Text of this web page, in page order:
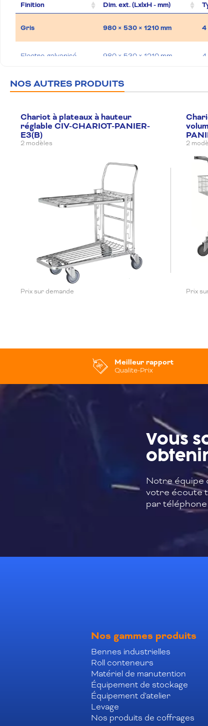
Finition Dim. ext. (LxlxH - mm)
Gris 980 × 530 × 1210 mm 4
Electro-galvanisé 980 × 530 × 1210 mm
NOS AUTRES PRODUITS
Chariot à plateaux à hauteur
réglable CIV-CHARIOT-PANIER-
E3(B)
2 modèles
Prix sur demande
2
Prix
Meilleur rapport
Qualite-Prix
Vous
Notre équipe
votre écoute
par téléphone
Nos gammes produits
Bennes industrielles
Roll conteneurs
Matériel de manutention
Équipement de stockage
Équipement d'atelier
Levage
Nos produits de coffrages